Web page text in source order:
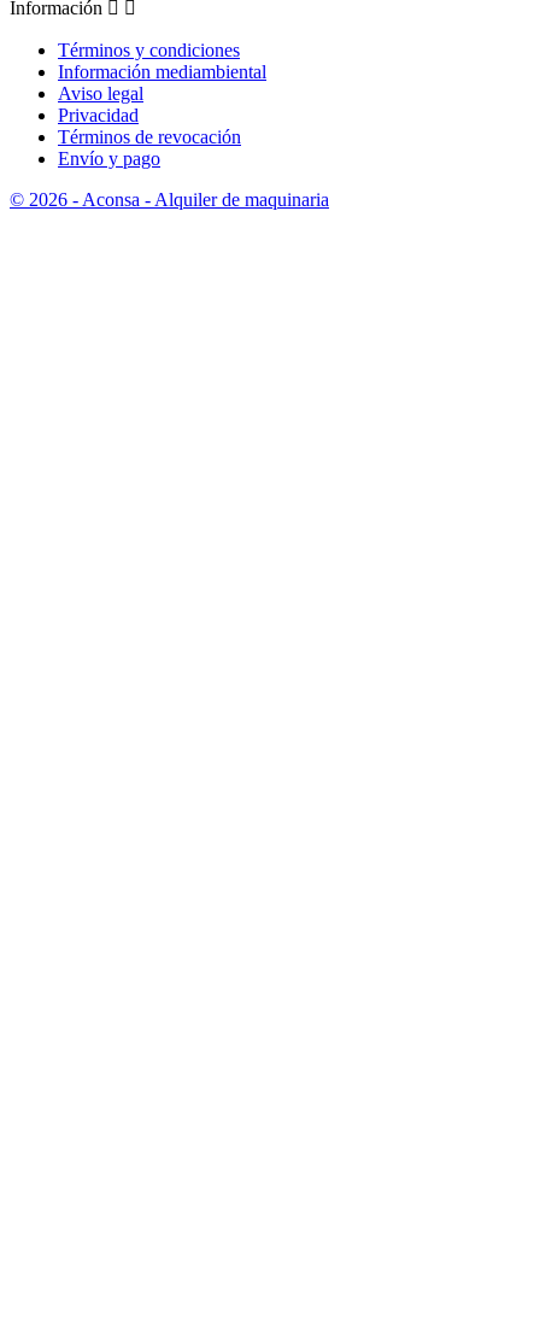
Información  
Términos y condiciones
Información mediambiental
Aviso legal
Privacidad
Términos de revocación
Envío y pago
© 2026 - Aconsa - Alquiler de maquinaria